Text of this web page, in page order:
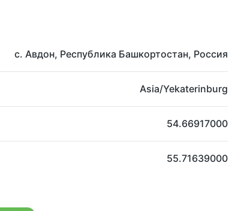
с. Авдон, Республика Башкортостан, Россия
Asia/Yekaterinburg
54.66917000
55.71639000